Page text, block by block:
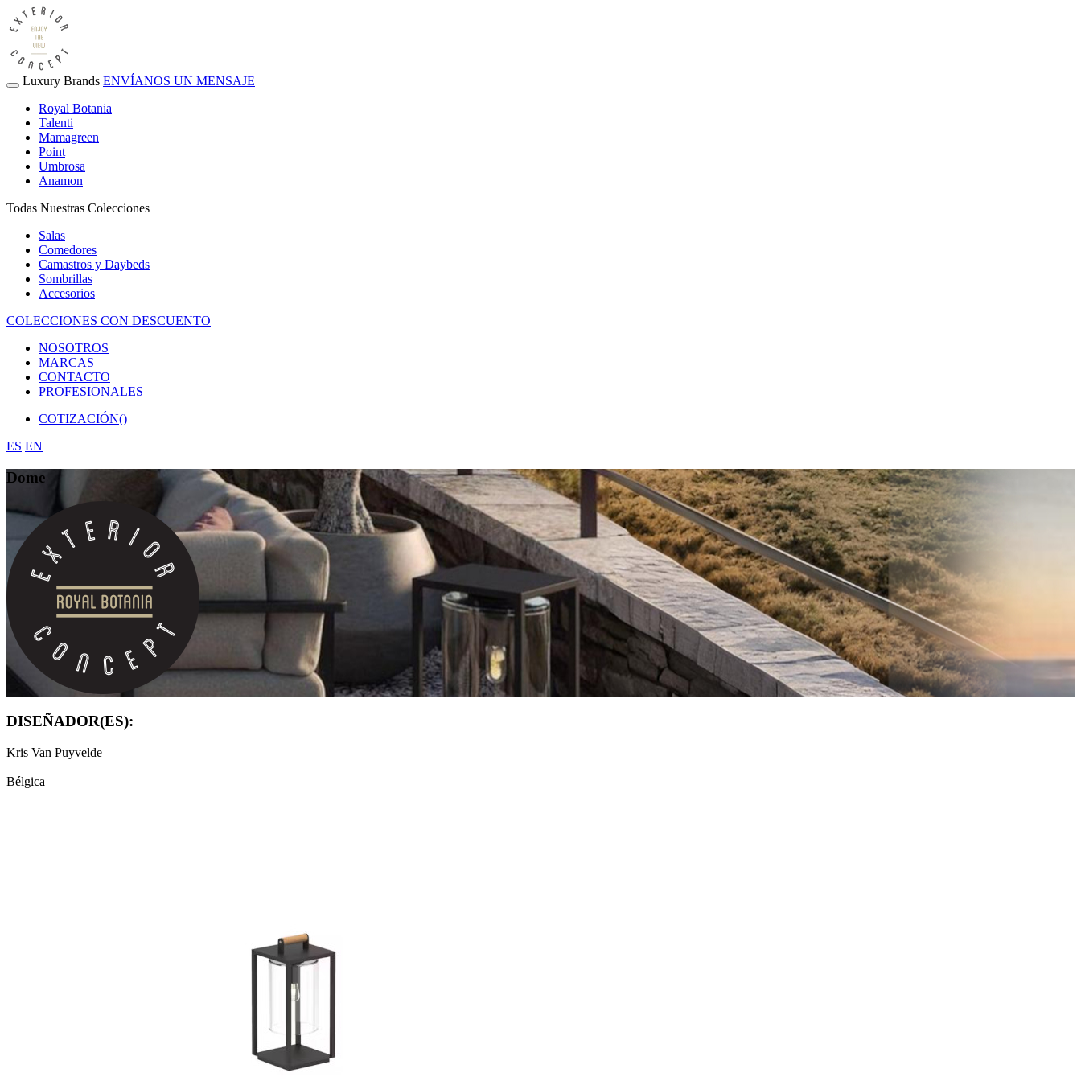
Luxury Brands ENVÍANOS UN MENSAJE
Royal Botania
Talenti
Mamagreen
Point
Umbrosa
Anamon
Todas Nuestras Colecciones
Salas
Comedores
Camastros y Daybeds
Sombrillas
Accesorios
COLECCIONES CON DESCUENTO
NOSOTROS
MARCAS
CONTACTO
PROFESIONALES
COTIZACIÓN()
ES EN
Dome
DISEÑADOR(ES):
Kris Van Puyvelde
Bélgica